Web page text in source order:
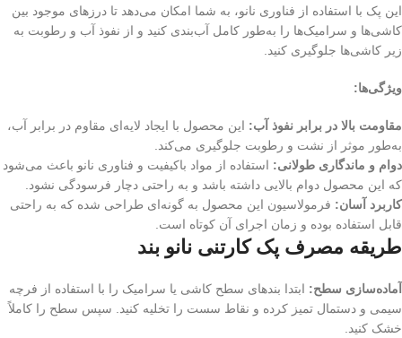
این پک با استفاده از فناوری نانو، به شما امکان می‌دهد تا درزهای موجود بین
کاشی‌ها و سرامیک‌ها را به‌طور کامل آب‌بندی کنید و از نفوذ آب و رطوبت به
زیر کاشی‌ها جلوگیری کنید.
ویژگی‌ها:
مقاومت بالا در برابر نفوذ آب: این محصول با ایجاد لایه‌ای مقاوم در برابر آب،
به‌طور موثر از نشت و رطوبت جلوگیری می‌کند.
دوام و ماندگاری طولانی: استفاده از مواد باکیفیت و فناوری نانو باعث می‌شود
که این محصول دوام بالایی داشته باشد و به راحتی دچار فرسودگی نشود.
کاربرد آسان: فرمولاسیون این محصول به گونه‌ای طراحی شده که به راحتی
قابل استفاده بوده و زمان اجرای آن کوتاه است.
طریقه مصرف پک کارتنی نانو بند
آماده‌سازی سطح: ابتدا بندهای سطح کاشی یا سرامیک را با استفاده از فرچه
سیمی و دستمال تمیز کرده و نقاط سست را تخلیه کنید. سپس سطح را کاملاً
خشک کنید.